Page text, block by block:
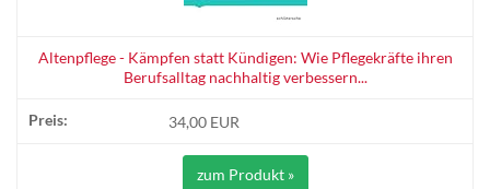
Altenpflege - Kämpfen statt Kündigen: Wie Pflegekräfte ihren
Berufsalltag nachhaltig verbessern...
34,00 EUR
zum Produkt »